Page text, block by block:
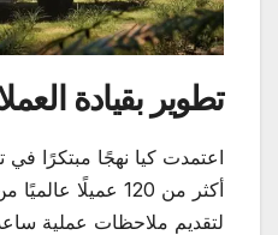
تطوير بقيادة
اعتمدت كيا نهجًا مبتكرًا في
أكثر من 120 عميلًا
لتقديم ملاحظات عملية